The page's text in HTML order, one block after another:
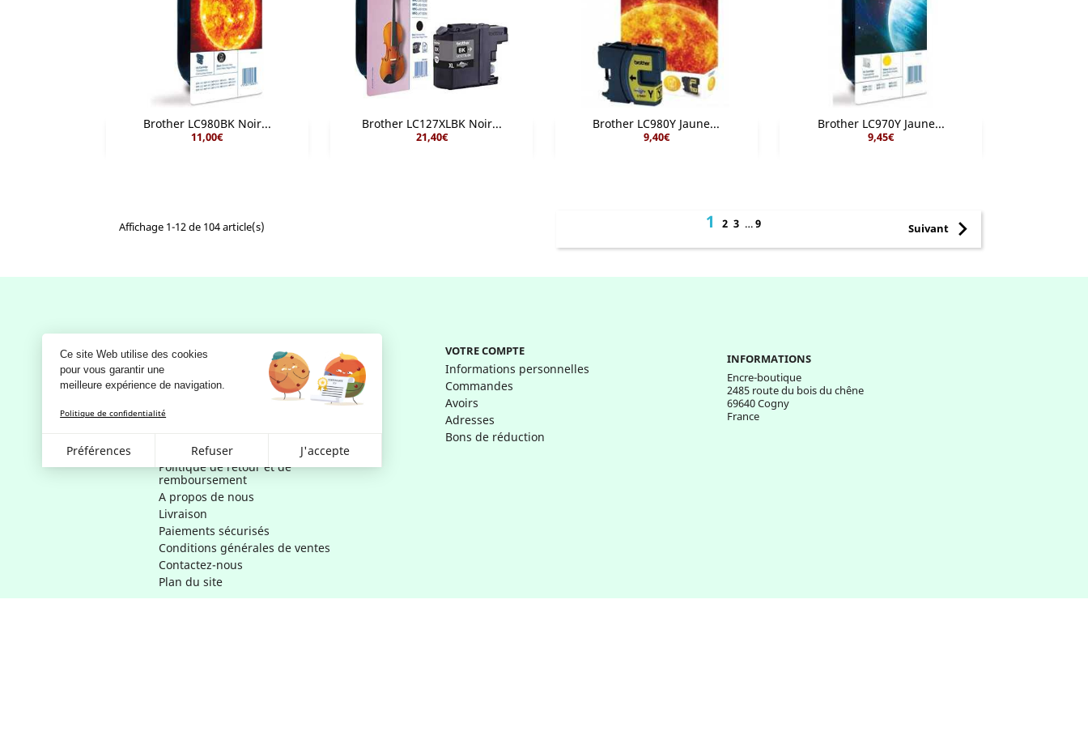
Ce site Web utilise des cookies
pour vous garantir une
meilleure expérience de navigation.
Politique de confidentialité
Préférences Refuser J'accepte
Brother LC980BK Noir...
11,00€
Aperçu rapide
Brother LC127XLBK Noir...
21,40€
Aperçu rapide
Brother LC980Y Jaune...
9,40€
Aperçu rapide
Brother LC970Y Jaune...
9,45€
Aperçu rapide
Affichage 1-12 de 104 article(s) 123 …9 Suivant
Notre société
Mentions légales
RGPD - Politique de confidentialité
et d'utilisation des données
personnelles
Gestion des cookies
Politique de retour et de
remboursement
A propos de nous
Livraison
Paiements sécurisés
Conditions générales de ventes
Contactez-nous
Plan du site
VOTRE COMPTE
Informations personnelles
Commandes
Avoirs
Adresses
Bons de réduction
INFORMATIONS
Encre-boutique
2485 route du bois du chêne
69640 Cogny
France